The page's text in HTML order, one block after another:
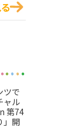
ツで
ャル
第74
」開